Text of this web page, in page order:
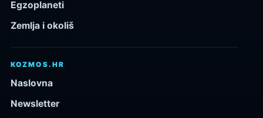
Egzoplaneti
Zemlja i okoliš
KOZMOS.HR
Naslovna
Newsletter